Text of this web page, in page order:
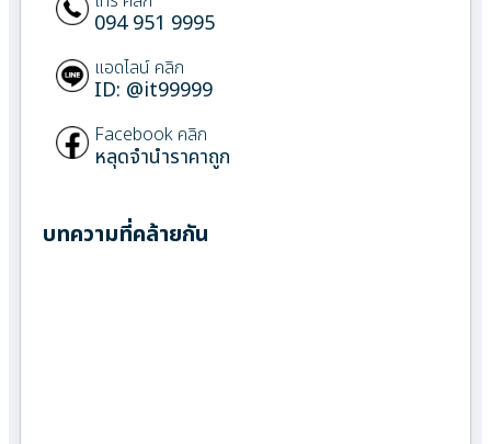
094 951 9995
แอดไลน์ คลิก
ID: @it99999
Facebook คลิก
หลุดจำนำราคาถูก
บทความที่คล้ายกัน